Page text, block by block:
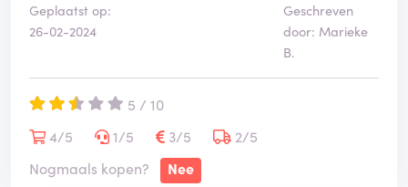
C&A verdient eigenlijk nog niet eens 1 ster
Geplaatst op:
26-02-2024
Geschreven
door: Marieke
B.
5 / 10
4/5
1/5 3/5
2/5
Nogmaals kopen?
Nee